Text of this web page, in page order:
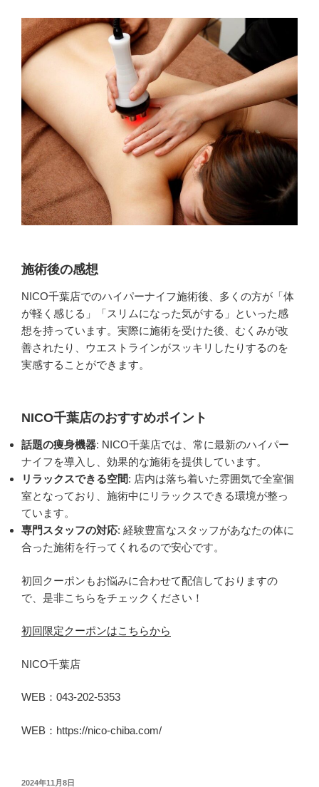
施術後の感想
NICO千葉店でのハイパーナイフ施術後、多くの方が「体
が軽く感じる」「スリムになった気がする」といった感
想を持っています。実際に施術を受けた後、むくみが改
善されたり、ウエストラインがスッキリしたりするのを
実感することができます。
NICO千葉店のおすすめポイント
話題の痩身機器: NICO千葉店では、常に最新のハイパー
ナイフを導入し、効果的な施術を提供しています。
リラックスできる空間: 店内は落ち着いた雰囲気で全室個
室となっており、施術中にリラックスできる環境が整っ
ています。
専門スタッフの対応: 経験豊富なスタッフがあなたの体に
合った施術を行ってくれるので安心です。
初回クーポンもお悩みに合わせて配信しておりますの
で、是非こちらをチェックください！
初回限定クーポンはこちらから
NICO千葉店
WEB：043-202-5353
WEB：https://nico-chiba.com/
投
2024年11月8日